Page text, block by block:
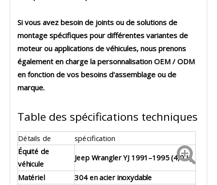
Si vous avez besoin de joints ou de solutions de
montage spécifiques pour différentes variantes de
moteur ou applications de véhicules, nous prenons
également en charge la personnalisation OEM / ODM
en fonction de vos besoins d'assemblage ou de
marque.
Table des spécifications techniques
Détails de
spécification
Équité de
véhicule
Jeep Wrangler YJ 1991–1995 (4,0 L)
Matériel 304 en acier inoxydable